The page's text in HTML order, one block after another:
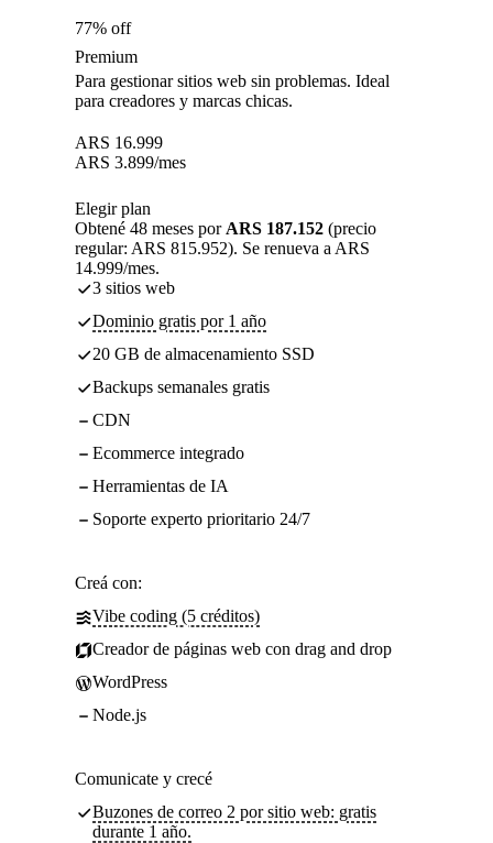
77% off
Premium
Para gestionar sitios web sin problemas. Ideal
para creadores y marcas chicas.
ARS 16.999
ARS 3.899/mes
Elegir plan
Obtené 48 meses por ARS 187.152 (precio
regular: ARS 815.952). Se renueva a ARS
14.999/mes.
3 sitios web
Dominio gratis por 1 año
20 GB de almacenamiento SSD
Backups semanales gratis
CDN
Ecommerce integrado
Herramientas de IA
Soporte experto prioritario 24/7
Creá con:
Vibe coding (5 créditos)
Creador de páginas web con drag and drop
WordPress
Node.js
Comunicate y crecé
Buzones de correo 2 por sitio web: gratis
durante 1 año.